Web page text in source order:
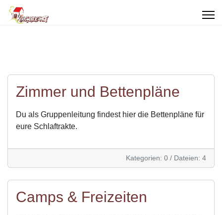
Zimmer und Bettenpläne
Du als Gruppenleitung findest hier die Bettenpläne für
eure Schlaftrakte.
Kategorien: 0 / Dateien: 4
Camps & Freizeiten